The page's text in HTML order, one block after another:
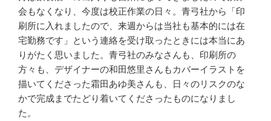
会もなくなり、今度は校正作業の日々。青弓社から「印
刷所に入れましたので、来週からは当社も基本的には在
宅勤務です」という連絡を受け取ったときには本当にあ
りがたく思いました。青弓社のみなさんも、印刷所の
方々も、デザイナーの和田悠里さんもカバーイラストを
描いてくださった霜田あゆ美さんも、日々のリスクのな
かで完成までたどり着いてくださったものになりまし
た。